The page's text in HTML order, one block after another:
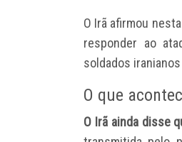
O Irã afirmou
responder ao
soldados
O que
O Irã ainda disse